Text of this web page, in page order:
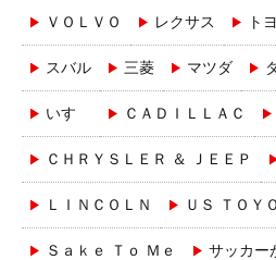
ＶＯＬＶＯ レクサス ト
スバル 三菱 マツダ
いすゞ ＣＡＤＩＬＬＡＣ
ＣＨＲＹＳＬＥＲ ＆ ＪＥＥＰ
ＬＩＮＣＯＬＮ ＵＳ ＴＯＹ
Ｓａｋｅ Ｔｏ Ｍｅ サッカー